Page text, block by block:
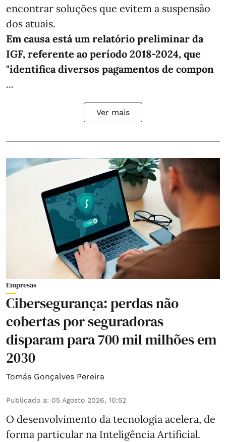
encontrar soluções que evitem a suspensão
dos atuais.
Em causa está um relatório preliminar da
IGF, referente ao período 2018-2024, que
"identifica diversos pagamentos de compon
...
Ver mais
Empresas
Cibersegurança: perdas não
cobertas por seguradoras
disparam para 700 mil milhões em
2030
Tomás Gonçalves Pereira
Publicado a: 05 Agosto 2026, 10:52
O desenvolvimento da tecnologia acelera, de
forma particular na Inteligência Artificial.